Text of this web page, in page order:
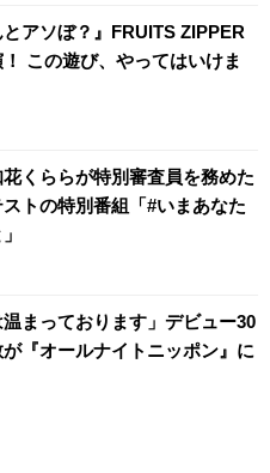
とアソぼ？』FRUITS ZIPPER
この遊び、やってはいけま
くららが特別審査員を務めた
トの特別番組「#いまあなた
温まっております」デビュー30
『オールナイトニッポン』に